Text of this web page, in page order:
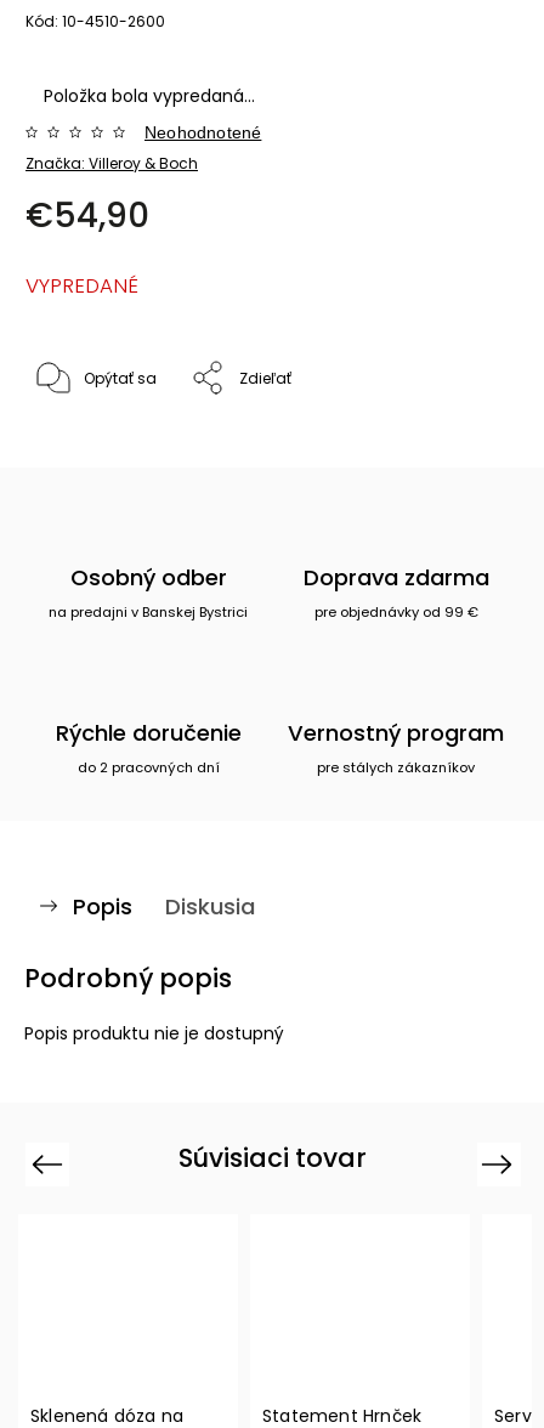
Kód: 10-4510-2600
Položka bola vypredaná…
Značka: Villeroy & Boch
Neohodnotené
€54,90
VYPREDANÉ
Opýtať sa Zdieľať
Osobný odber
na predajni v Banskej Bystrici
Doprava zdarma
pre objednávky od 99 €
Rýchle doručenie
do 2 pracovných dní
Vernostný program
pre stálych zákazníkov
Popis Diskusia
Podrobný popis
Popis produktu nie je dostupný
Súvisiaci tovar
Previous
Statement Hrnček
Servítky "Vianočný
Next